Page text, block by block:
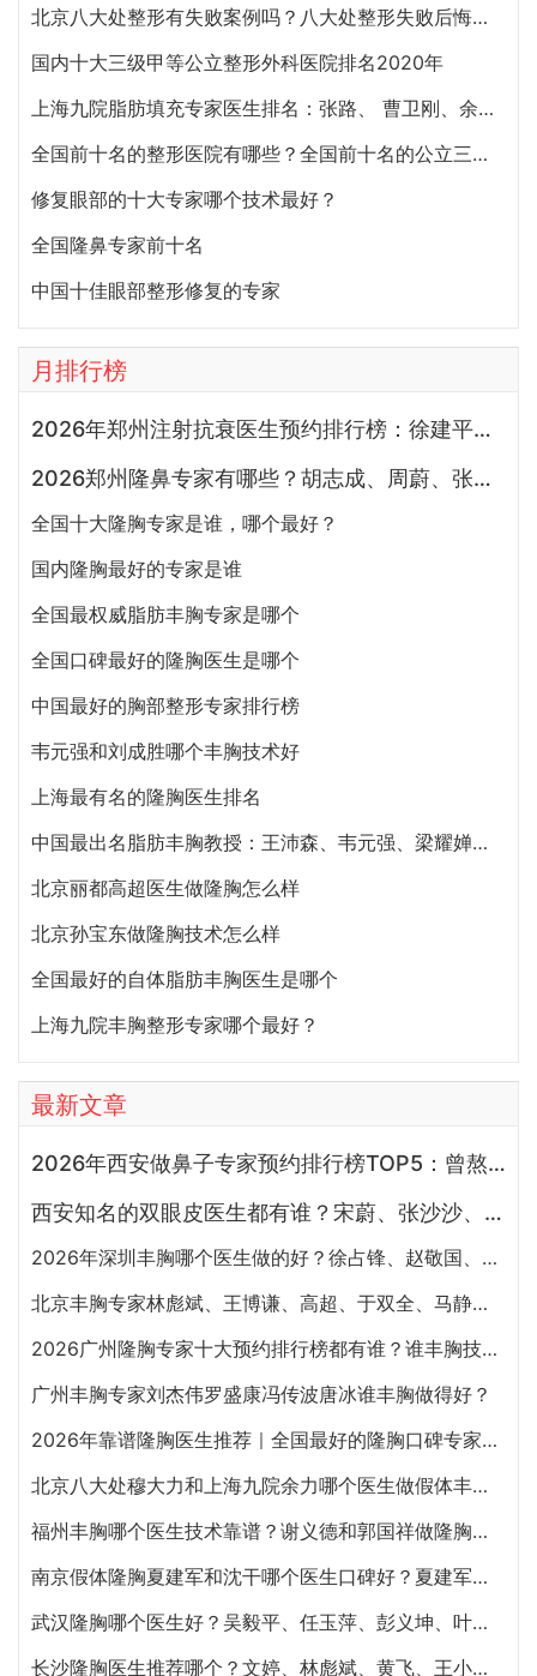
北京八大处整形有失败案例吗？八大处整形失败后悔怎么办？怎么投诉？
国内十大三级甲等公立整形外科医院排名2020年
上海九院脂肪填充专家医生排名：张路、 曹卫刚、余力（简介、案例、预约）
全国前十名的整形医院有哪些？全国前十名的公立三甲整形医院排名大全
修复眼部的十大专家哪个技术最好？
全国隆鼻专家前十名
中国十佳眼部整形修复的专家
月排行榜
2026年郑州注射抗衰医生预约排行榜：徐建平、张歌、赵永华、张婉霞、王妍芝、唐喜、李娟、朱怡梦哪个好？
2026郑州隆鼻专家有哪些？胡志成、周蔚、张海洋、王启立、张鹏、李冰谁做鼻子更好？
全国十大隆胸专家是谁，哪个最好？
国内隆胸最好的专家是谁
全国最权威脂肪丰胸专家是哪个
全国口碑最好的隆胸医生是哪个
中国最好的胸部整形专家排行榜
韦元强和刘成胜哪个丰胸技术好
上海最有名的隆胸医生排名
中国最出名脂肪丰胸教授：王沛森、韦元强、梁耀婵、侯泽民
北京丽都高超医生做隆胸怎么样
北京孙宝东做隆胸技术怎么样
全国最好的自体脂肪丰胸医生是哪个
上海九院丰胸整形专家哪个最好？
最新文章
2026年西安做鼻子专家预约排行榜TOP5：曾熬、霍玉旺、房志强、蒋立、刘宝军哪个更好？
西安知名的双眼皮医生都有谁？宋蔚、张沙沙、韩钰博、王璇、张文军谁做双眼皮更好？
2026年深圳丰胸哪个医生做的好？徐占锋、赵敬国、刘月更、罗志敏、廖祥钧、唐新辉谁隆胸技术好
北京丰胸专家林彪斌、王博谦、高超、于双全、马静谁做隆胸效果更好?
2026广州隆胸专家十大预约排行榜都有谁？谁丰胸技术好？
广州丰胸专家刘杰伟罗盛康冯传波唐冰谁丰胸做得好？
2026年靠谱隆胸医生推荐｜全国最好的隆胸口碑专家汇总
北京八大处穆大力和上海九院余力哪个医生做假体丰胸好？
福州丰胸哪个医生技术靠谱？谢义德和郭国祥做隆胸哪个好？
南京假体隆胸夏建军和沈干哪个医生口碑好？夏建军和沈干做丰胸谁技术更好？
武汉隆胸哪个医生好？吴毅平、任玉萍、彭义坤、叶子荣、葛海辉隆胸谁技术最好？
长沙隆胸医生推荐哪个？文婷、林彪斌、黄飞、王小朋、肖征刚谁隆胸技术好？